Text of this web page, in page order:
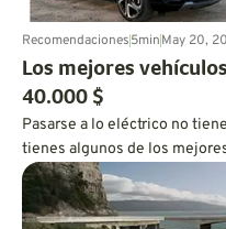
Recomendaciones5minMay 20,
Los mejores
40.000 $
Pasarse a lo eléctrico no
tienes algunos de los
puedes comprar por menos
un vistazo!